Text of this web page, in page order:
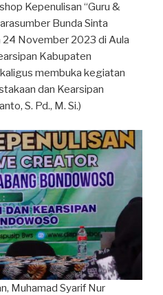
Kepenulisan “Guru &
Bunda Sinta
24 November 2023 di Aula
Kabupaten
membuka kegiatan
dan Kearsipan
S. Pd., M. Si.)
Muhamad Syarif Nur